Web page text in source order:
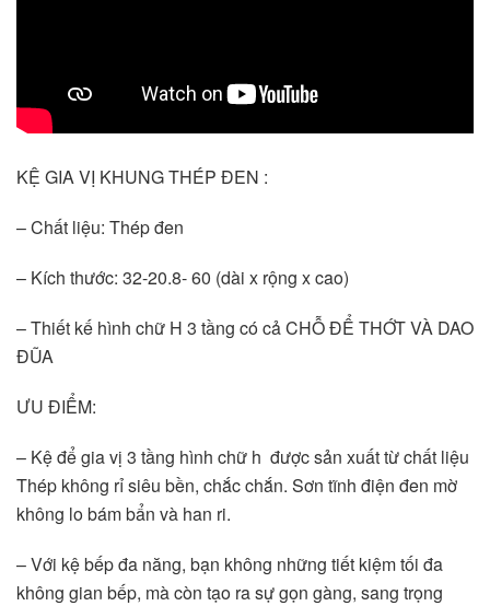
KỆ GIA VỊ KHUNG THÉP ĐEN :
– Chất liệu: Thép đen
– Kích thước: 32-20.8- 60 (dài x rộng x cao)
– Thiết kế hình chữ H 3 tầng có cả CHỖ ĐỂ THỚT VÀ DAO
ĐŨA
ƯU ĐIỂM:
– Kệ để gia vị 3 tầng hình chữ h  được sản xuất từ chất liệu
Thép không rỉ siêu bền, chắc chắn. Sơn tĩnh điện đen mờ
không lo bám bẩn và han ri.
– Với kệ bếp đa năng, bạn không những tiết kiệm tối đa
không gian bếp, mà còn tạo ra sự gọn gàng, sang trọng